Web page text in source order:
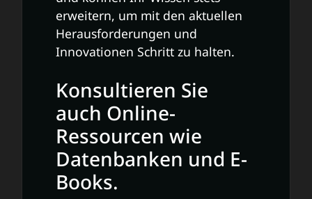
erweitern, um mit den aktuellen
Herausforderungen und
Innovationen Schritt zu halten.
Konsultieren Sie
auch Online-
Ressourcen wie
Datenbanken und E-
Books.